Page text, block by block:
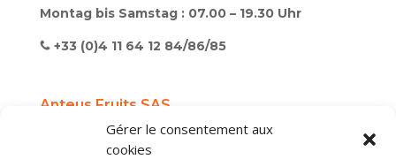
Gérer le consentement aux
cookies
Montag bis Samstag : 07.00 – 19.30 Uhr
+33 (0)4 11 64 12 84/86/85
Anteus Fruits SAS
SAS au capital de 2 000 000 €